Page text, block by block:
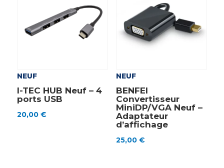
ancien
NEUF
I-TEC HUB Neuf – 4
ports USB
20,00 €
NEUF
BENFEI
Convertisseur
MiniDP/VGA Neuf –
Adaptateur
d’affichage
25,00 €